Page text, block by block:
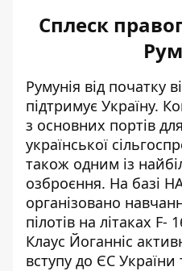
Сплеск
Румунія від початку
підтримує Україну.
з основних портів для
української
також одним із
озброєння. На базі
організовано
пілотів на літаках F-
Клаус Йоганніс
вступу до ЄС